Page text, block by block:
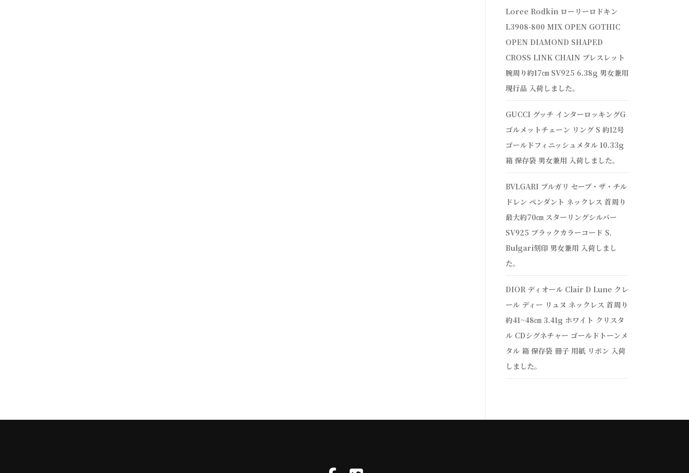
Loree Rodkin ローリーロドキン
L3908-800 MIX OPEN GOTHIC
OPEN DIAMOND SHAPED
CROSS LINK CHAIN ブレスレット
腕周り約17㎝ SV925 6.38g 男女兼用
現行品 入荷しました。
GUCCI グッチ インターロッキングG
ゴルメットチェーン リング S 約12号
ゴールドフィニッシュメタル 10.33g
箱 保存袋 男女兼用 入荷しました。
BVLGARI ブルガリ セーブ・ザ・チル
ドレン ペンダント ネックレス 首周り
最大約70㎝ スターリングシルバー
SV925 ブラックカラーコード S.
Bulgari刻印 男女兼用 入荷しまし
た。
DIOR ディオール Clair D Lune クレ
ール ディー リュヌ ネックレス 首周り
約41~48㎝ 3.41g ホワイト クリスタ
ル CDシグネチャー ゴールドトーンメ
タル 箱 保存袋 冊子 用紙 リボン 入荷
しました。